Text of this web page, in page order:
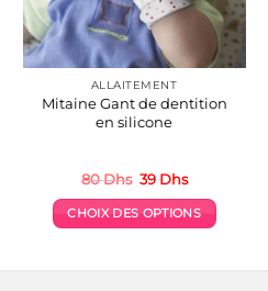
ALLAITEMENT
Mitaine Gant de dentition
en silicone
80Dhs Le
initial
était :
39 DhsLe
actuel
est :
CHOIX DES OPTIONS